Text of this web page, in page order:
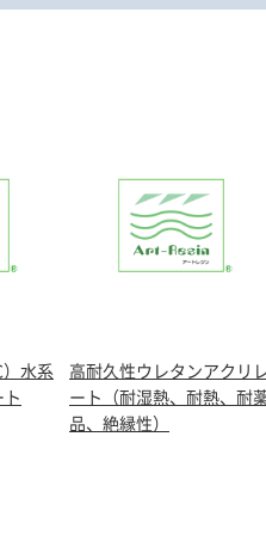
水系
高耐久性ウレタンアクリ
ート（耐湿熱、耐熱、耐
品、絶縁性）